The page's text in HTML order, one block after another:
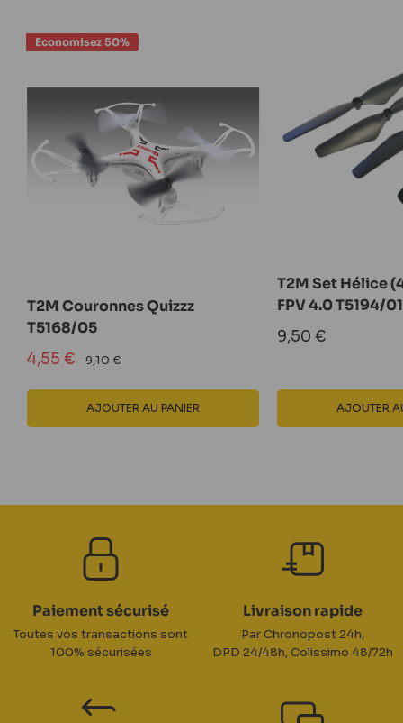
Economisez 50%
T2M Couronnes Quizzz
T5168/05
Prix
4,55 € Prix
normal
9,10 €
AJOUTER AU PANIER
T2M Set Hélice
FPV 4.0 T5194/01
Prix
9,50 €
AJOUTER
Paiement sécurisé
Toutes vos transactions sont
100% sécurisées
Livraison rapide
Par Chronopost 24h,
DPD 24/48h, Colissimo 48/72h